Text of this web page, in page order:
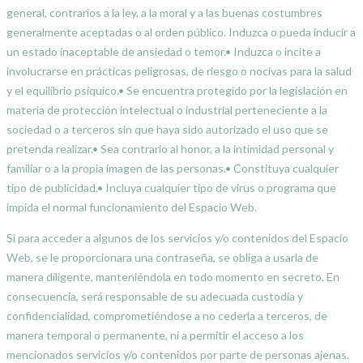
general, contrarios a la ley, a la moral y a las buenas costumbres
generalmente aceptadas o al orden público. Induzca o pueda inducir a
un estado inaceptable de ansiedad o temor.• Induzca o incite a
involucrarse en prácticas peligrosas, de riesgo o nocivas para la salud
y el equilibrio psíquico.• Se encuentra protegido por la legislación en
materia de protección intelectual o industrial perteneciente a la
sociedad o a terceros sin que haya sido autorizado el uso que se
pretenda realizar.• Sea contrario al honor, a la intimidad personal y
familiar o a la propia imagen de las personas.• Constituya cualquier
tipo de publicidad.• Incluya cualquier tipo de virus o programa que
impida el normal funcionamiento del Espacio Web.
Si para acceder a algunos de los servicios y/o contenidos del Espacio
Web, se le proporcionara una contraseña, se obliga a usarla de
manera diligente, manteniéndola en todo momento en secreto. En
consecuencia, será responsable de su adecuada custodia y
confidencialidad, comprometiéndose a no cederla a terceros, de
manera temporal o permanente, ni a permitir el acceso a los
mencionados servicios y/o contenidos por parte de personas ajenas.